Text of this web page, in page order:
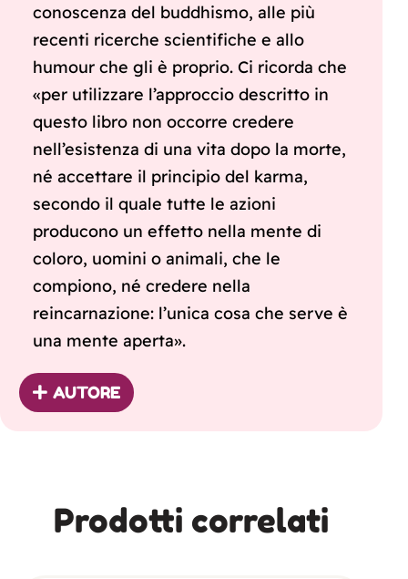
conoscenza del buddhismo, alle più
recenti ricerche scientifiche e allo
humour che gli è proprio. Ci ricorda che
«per utilizzare l’approccio descritto in
questo libro non occorre credere
nell’esistenza di una vita dopo la morte,
né accettare il principio del karma,
secondo il quale tutte le azioni
producono un effetto nella mente di
coloro, uomini o animali, che le
compiono, né credere nella
reincarnazione: l’unica cosa che serve è
una mente aperta».
AUTORE
Prodotti correlati